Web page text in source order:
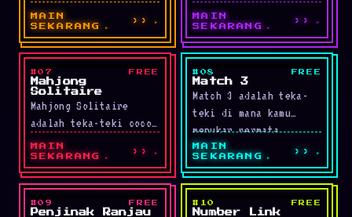
klasik di mana kamu
memindahkan semua
cakram dari tiang kiri
ke tiang kanan …
MAIN
SEKARANG
››
mana kamu mematikan
semua lampu pada grid.
Mengklik satu sel akan
mengaktifkan …
MAIN
SEKARANG
››
LIVE
#07 FREE
Mahjong
Solitaire
Mahjong Solitaire
adalah teka-teki cocok
klasik di mana kamu
memasangkan dua ubin
dengan gambar sama
untuk
menghilangkannya. Ubin
MAIN
SEKARANG
››
LIVE
#08 FREE
Match 3
Match 3 adalah teka-
teki di mana kamu
menukar permata
bertetangga untuk
membentuk garis tiga
atau lebih dan
menghapusnya. …
MAIN
SEKARANG
››
LIVE
#09 FREE
Penjinak Ranjau
LIVE
#10 FREE
Number Link